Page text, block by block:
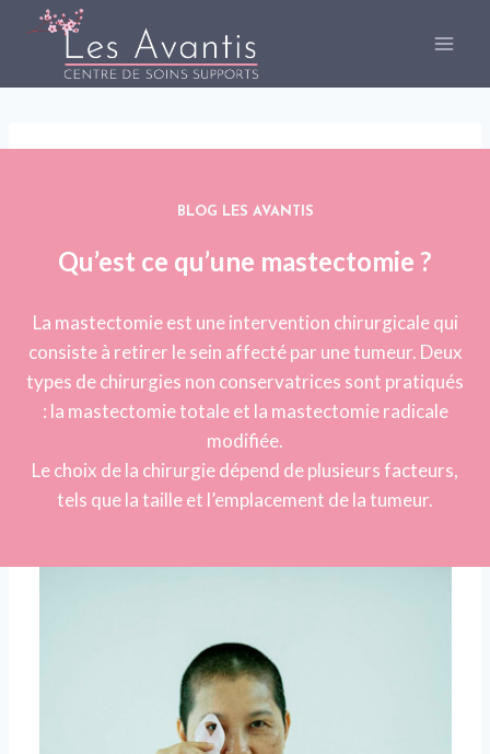
BLOG LES AVANTIS
Qu’est ce qu’une mastectomie ?
La mastectomie est une intervention chirurgicale qui
consiste à retirer le sein affecté par une tumeur. Deux
types de chirurgies non conservatrices sont pratiqués
: la mastectomie totale et la mastectomie radicale
modifiée.
Le choix de la chirurgie dépend de plusieurs facteurs,
tels que la taille et l’emplacement de la tumeur.